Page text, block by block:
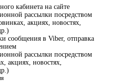
кабинета на сайте
рассылки посредством
акциях, новостях,
сообщения в Viber, отправка
рассылки посредством
акциях, новостях,